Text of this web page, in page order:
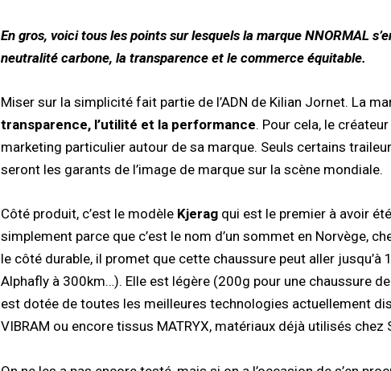
En gros, voici tous les points sur lesquels la marque NNORMAL
neutralité carbone, la transparence et le commerce équitable.
Miser sur la simplicité fait partie de l’ADN de Kilian Jornet. La
transparence, l’utilité et la performance. Pour cela, le
marketing particulier autour de sa marque. Seuls certains
seront les garants de l’image de marque sur la scène mondiale.
Côté produit, c’est le modèle Kjeragqui est le premier à avoir
simplement parce que c’est le nom d’un sommet en Norvège,
le côté durable, il promet que cette chaussure peut aller jusqu’à
Alphafly à 300km…). Elle est légère (200g pour une chaussure
est dotée de toutes les meilleures technologies actuellement
VIBRAM ou encore tissus MATRYX, matériaux déjà utilisés chez